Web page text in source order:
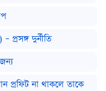
প্রসঙ্গ দুর্নীতি
প্রফিট না থাকলে তাকে